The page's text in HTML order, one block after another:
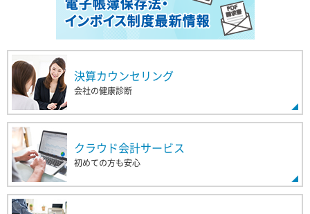
決算カウンセリング
会社の健康診断
クラウド会計サービス
初めての方も安心